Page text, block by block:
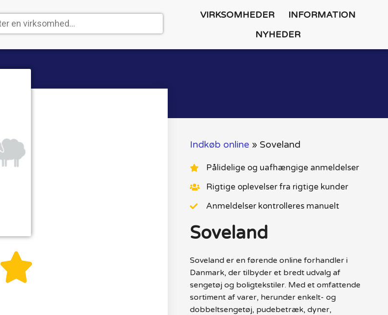
VIRKSOMHEDER
INFORMATION
NYHEDER

Indkøb online » Soveland
Pålidelige og uafhængige anmeldelser
Rigtige oplevelser fra rigtige kunder
Anmeldelser kontrolleres manuelt
Soveland
Soveland er en førende online forhandler i
Danmark, der tilbyder et bredt udvalg af
sengetøj og boligtekstiler. Med et omfattende
sortiment af varer, herunder enkelt- og
dobbeltsengetøj, pudebetræk, dyner,